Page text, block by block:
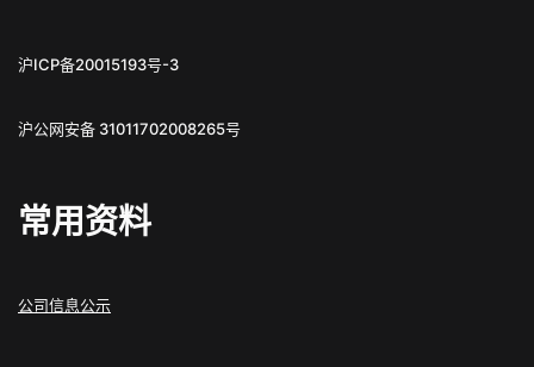
沪ICP备20015193号-3
沪公网安备 31011702008265号
常用资料
公司信息公示